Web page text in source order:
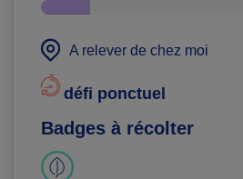
A relever de chez moi
défi ponctuel
Badges à récolter